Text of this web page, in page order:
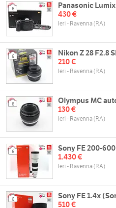
6
Panasonic
430 €
Ieri - Ravenna (RA)
6
Nikon Z 28 F2.8
210 €
Ieri - Ravenna (RA)
6
Olympus MC
130 €
Ieri - Ravenna (RA)
6
Sony FE 200-
1.430 €
Ieri - Ravenna (RA)
6
Sony FE 1.4x
510 €